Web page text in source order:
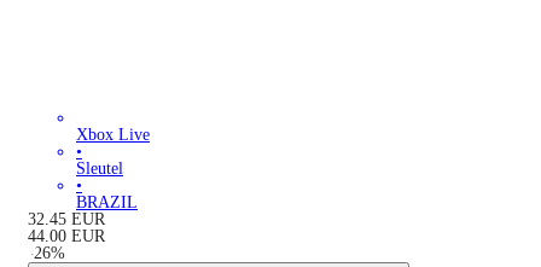
Xbox Live
•
Sleutel
•
BRAZIL
32.45 EUR
44.00 EUR
-26%